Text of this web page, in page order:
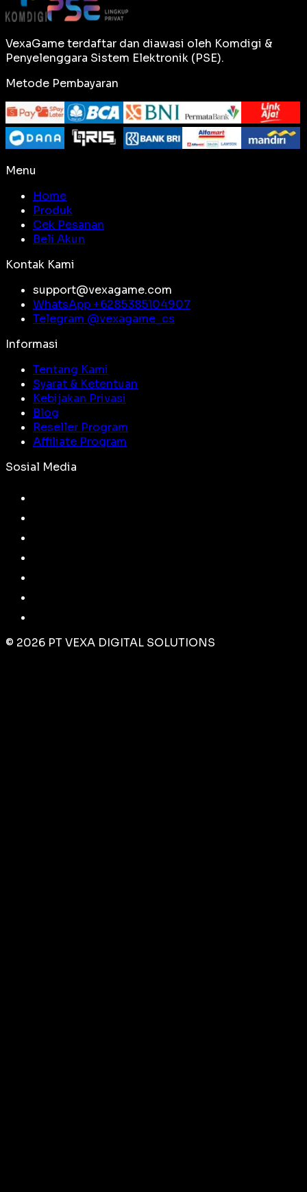
VexaGame terdaftar dan diawasi oleh Komdigi &
Penyelenggara Sistem Elektronik (PSE).
Metode Pembayaran
Menu
Home
Produk
Cek Pesanan
Beli Akun
Kontak Kami
support@vexagame.com
WhatsApp +6285385104907
Telegram @vexagame_cs
Informasi
Tentang Kami
Syarat & Ketentuan
Kebijakan Privasi
Blog
Reseller Program
Affiliate Program
Sosial Media
© 2026 PT VEXA DIGITAL SOLUTIONS